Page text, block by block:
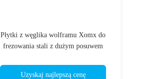
Płytki z węglika wolframu Xomx do
frezowania stali z dużym posuwem
Uzyskaj najlepszą cenę